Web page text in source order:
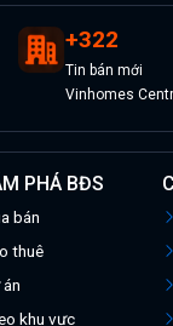
+322
Tin bán mới
Vinhomes
PHÁ BĐS
bán
thuê
khu vực